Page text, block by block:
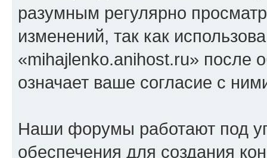
разумным регулярно
изменений, так как
«mihajlenko.anihost.ru» после
означает ваше согласие с
Наши форумы работают под
обеспечения для создания